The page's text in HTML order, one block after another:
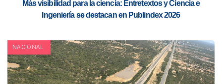
Más visibilidad para la ciencia: Entretextos y Ciencia e
Ingeniería se destacan en Publindex 2026
NACIONAL